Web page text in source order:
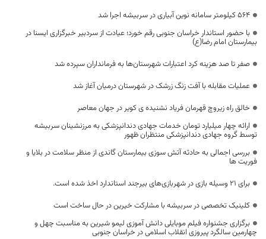
۵۶۴ کیلومتر سامانه نوین آبیاری در سربیشه اجرا شد
با حضور استاندار خراسان جنوبی رقم خورد؛ عیادت از سردبیر خبرگزاری ایسنا در
بیمارستان امام رضا(ع)
صفر تا صد هزینه کرد اعتبارات شهرستان‌ها به فرمانداران سپرده شد
عملیات مقابله با آفت زنگ زرشک در شهرستان درمیان آغاز شد
خالق راه زيروچ قهرمان فریاد نشنیده ی کویر در جهان معاصر
ارائه چهار میلیارد تومان خدمات جهادی دندانپزشکی به مرزنشینان سربیشه
توسط گروه جهادی دندانپزشکی منتظران ظهور
بررسی اجمالی به حادثه آتش سوزی بیمارستان گاندی از منظر سلامت در بلایا و
فوریت ها
برای ۲۱ وسیله بازی در شهربازی‌های بیرجند استاندارد اخذ شده است.
کلینیک تخصصی در سربیشه با مشارکت خیرین در حال ساخت است
برگزاری جشنواره فیلم موبایلی دانش آموزی لیمو شیرین به مناسبت چهل و
چهارمین سالگرد پیروزی انقلاب اسلامی در خراسان جنوبی